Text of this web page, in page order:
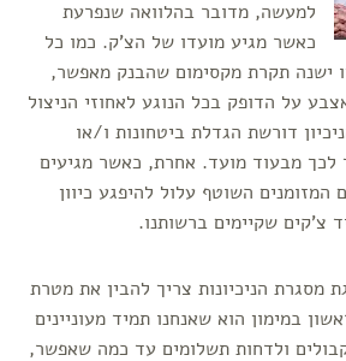
למעשה, מדובר בהלוואה שנפרעת
כאשר מגיע מועדו של הצ'ק. כמו כל
ישנה תקרת מקסימום שהבנק מאפשר,
על הדופק בכל הנוגע לאחוזי הניצול
דורשת הגדלת ביטחונות ו/או
לכך מבעוד מועד. אחרת, כאשר מגיעים
המזומנים השוטף עלול להיפגע כיוון
צ'קים שקיימים ברשותנו.
מסגרת הניכיונות צריך להבין את מטרת
במימון הוא שאנחנו תמיד מעוניינים
ולדחות תשלומים עד כמה שאפשר,